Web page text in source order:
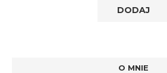
O MNIE